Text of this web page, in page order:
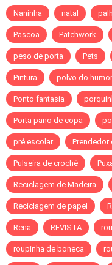
Naninha natal
Pascoa Patchwork
peso de porta Pets
Pintura polvo do humor
Ponto fantasia
Porta pano de copa
pré escolar Prendedor
Pulseira de crochê
Reciclagem de Madeira
Reciclagem de papel
Rena REVISTA
roupinha de boneca